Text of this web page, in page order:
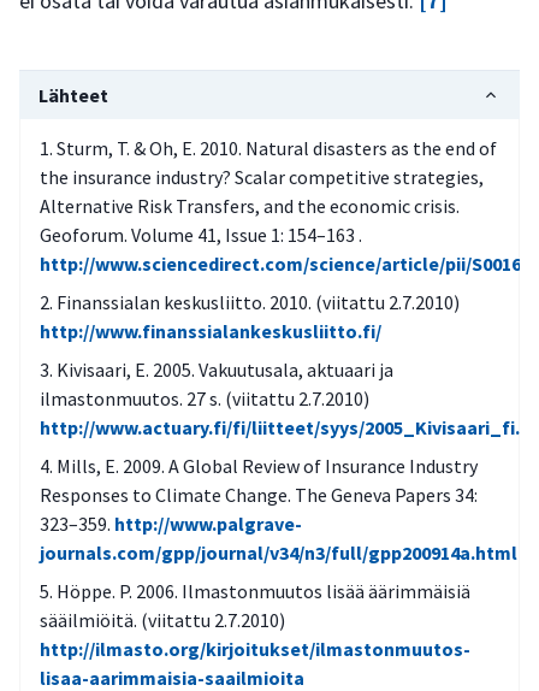
Lähteet
Sturm, T. & Oh, E. 2010. Natural disasters as the end of
the insurance industry? Scalar competitive strategies,
Alternative Risk Transfers, and the economic crisis.
Geoforum. Volume 41, Issue 1: 154–163 .
http://www.sciencedirect.com/science/article/pii/
Finanssialan keskusliitto. 2010. (viitattu 2.7.2010)
http://www.finanssialankeskusliitto.fi/
Kivisaari, E. 2005. Vakuutusala, aktuaari ja
ilmastonmuutos. 27 s. (viitattu 2.7.2010)
http://www.actuary.fi/fi/liitteet/syys/
Mills, E. 2009. A Global Review of Insurance Industry
Responses to Climate Change. The Geneva Papers 34:
323–359. http://www.palgrave-
journals.com/gpp/journal/v34/n3/full/gpp200914a.html
Höppe. P. 2006. Ilmastonmuutos lisää äärimmäisiä
sääilmiöitä. (viitattu 2.7.2010)
http://ilmasto.org/kirjoitukset/ilmastonmuutos-
lisaa-aarimmaisia-saailmioita